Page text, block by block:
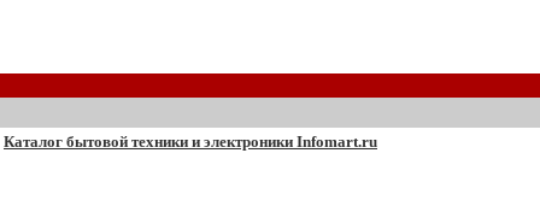
Каталог бытовой техники и электроники Infomart.ru